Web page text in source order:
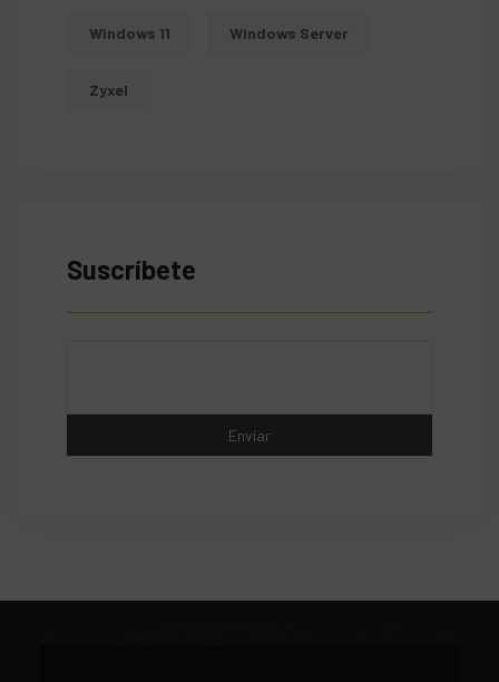
Windows 11 Windows Server
Zyxel
Suscríbete